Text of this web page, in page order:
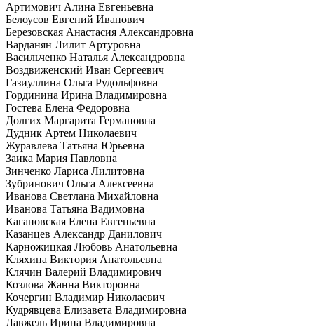
Артимович Алина Евгеньевна
Белоусов Евгений Иванович
Березовская Анастасия Александровна
Варданян Лилит Артуровна
Васильченко Наталья Александровна
Воздвиженский Иван Сергеевич
Газиуллина Ольга Рудольфовна
Гординина Ирина Владимировна
Гостева Елена Федоровна
Долгих Маргарита Германовна
Дудник Артем Николаевич
Журавлева Татьяна Юрьевна
Заика Мария Павловна
Зинченко Лариса Лилитовна
Зубринович Ольга Алексеевна
Иванова Светлана Михайловна
Иванова Татьяна Вадимовна
Кагановская Елена Евгеньевна
Казанцев Александр Данилович
Карножицкая Любовь Анатольевна
Кляхина Виктория Анатольевна
Клячин Валерий Владимирович
Козлова Жанна Викторовна
Кочергин Владимир Николаевич
Кудрявцева Елизавета Владимировна
Лавжель Ирина Владимировна